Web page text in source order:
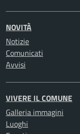
NOVITÀ
Notizie
Comunicati
Avvisi
VIVERE IL COMUNE
Galleria immagini
Luoghi